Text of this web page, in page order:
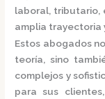
laboral, tributario,
amplia trayectoria
Estos abogados
teoría, sino
complejos y
para sus